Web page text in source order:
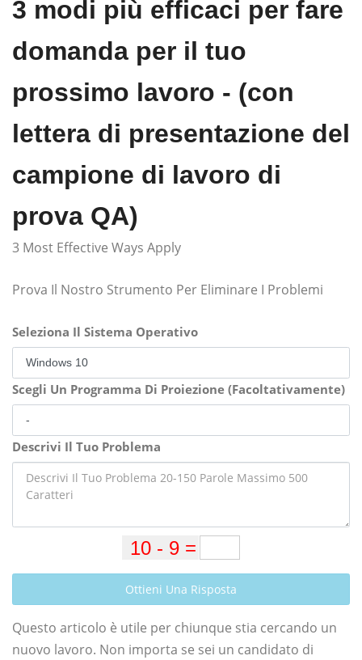
3 modi più efficaci per fare
domanda per il tuo
prossimo lavoro - (con
lettera di presentazione del
campione di lavoro di
prova QA)
3 Most Effective Ways Apply
Prova Il Nostro Strumento Per Eliminare I Problemi
Seleziona Il Sistema Operativo
Scegli Un Programma Di Proiezione (Facoltativamente)
Descrivi Il Tuo Problema
Ottieni Una Risposta
Questo articolo è utile per chiunque stia cercando un
nuovo lavoro. Non importa se sei un candidato di